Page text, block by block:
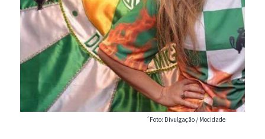
´Foto: Divulgação / Mocidade